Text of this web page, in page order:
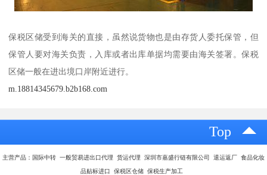
保税区储受到海关的直接，虽然说货物也是由存货人委托保管，但
保管人要对海关负责，入库或者出库单据均需要由海关签署。保税
区储一般在进出境口岸附近进行。
m.18814345679.b2b168.com
Top
主营产品：国际中转 一般贸易进出口代理 货运代理 深圳市嘉盛行链有限公司 退运返厂 食品化妆
品贴标进口 保税区仓储 保税生产加工